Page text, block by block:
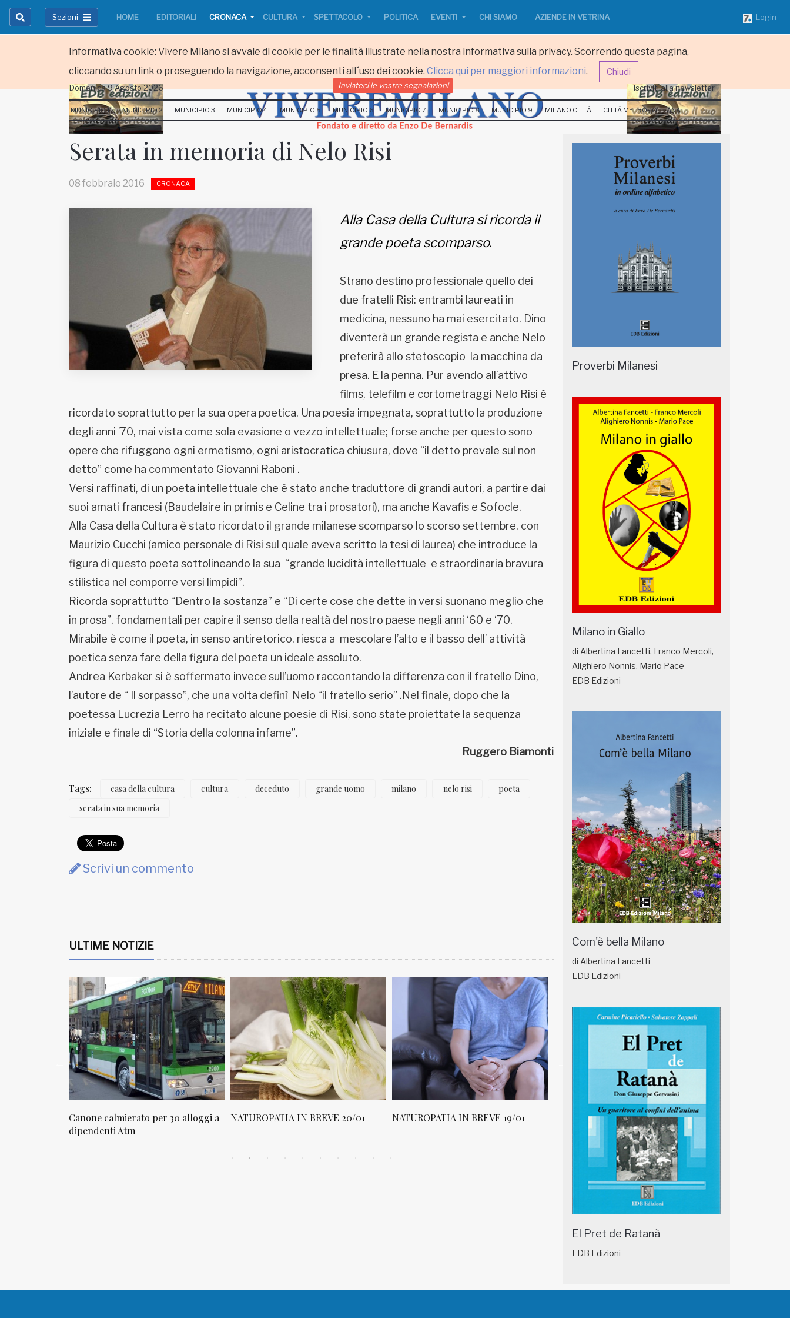
Informativa cookie: Vivere Milano si avvale di cookie per le finalità illustrate nella nostra informativa sulla privacy. Scorrendo questa pagina,
cliccando su un link o proseguendo la navigazione, acconsenti all´uso dei cookie. Clicca qui per maggiori informazioni. Chiudi
Sezioni HOME EDITORIALI CRONACA CULTURA SPETTACOLO POLITICA EVENTI CHI SIAMO AZIENDE IN VETRINA Login
Inviateci le vostre segnalazioni
Informativa sulla privacy
Domenica 9 Agosto 2026 Inviateci le vostre segnalazioni Iscriviti alla newsletter
MUNICIPIO 1 MUNICIPIO 2 MUNICIPIO 3 MUNICIPIO 4 MUNICIPIO 5 MUNICIPIO 6 MUNICIPIO 7 MUNICIPIO 8 MUNICIPIO 9 MILANO CITTÀ CITTÀ METROPOLITANA
Serata in memoria di Nelo Risi
08 febbraio 2016 CRONACA
Alla Casa della Cultura si ricorda il
grande poeta scomparso.
Strano destino professionale quello dei
due fratelli Risi: entrambi laureati in
medicina, nessuno ha mai esercitato. Dino
diventerà un grande regista e anche Nelo
preferirà allo stetoscopio la macchina da
presa. E la penna. Pur avendo all’attivo
films, telefilm e cortometraggi Nelo Risi è
ricordato soprattutto per la sua opera poetica. Una poesia impegnata, soprattutto la produzione
degli anni ’70, mai vista come sola evasione o vezzo intellettuale; forse anche per questo sono
opere che rifuggono ogni ermetismo, ogni aristocratica chiusura, dove “il detto prevale sul non
detto” come ha commentato Giovanni Raboni .
Versi raffinati, di un poeta intellettuale che è stato anche traduttore di grandi autori, a partire dai
suoi amati francesi (Baudelaire in primis e Celine tra i prosatori), ma anche Kavafis e Sofocle.
Alla Casa della Cultura è stato ricordato il grande milanese scomparso lo scorso settembre, con
Maurizio Cucchi (amico personale di Risi sul quale aveva scritto la tesi di laurea) che introduce la
figura di questo poeta sottolineando la sua “grande lucidità intellettuale e straordinaria bravura
stilistica nel comporre versi limpidi”.
Ricorda soprattutto “Dentro la sostanza” e “Di certe cose che dette in versi suonano meglio che
in prosa”, fondamentali per capire il senso della realtà del nostro paese negli anni ‘60 e ‘70.
Mirabile è come il poeta, in senso antiretorico, riesca a mescolare l’alto e il basso dell’ attività
poetica senza fare della figura del poeta un ideale assoluto.
Andrea Kerbaker si è soffermato invece sull’uomo raccontando la differenza con il fratello Dino,
l’autore de “ Il sorpasso”, che una volta definì Nelo “il fratello serio” .Nel finale, dopo che la
poetessa Lucrezia Lerro ha recitato alcune poesie di Risi, sono state proiettate la sequenza
iniziale e finale di “Storia della colonna infame”.
Ruggero Biamonti
Tags: casa della cultura cultura deceduto grande uomo milano nelo risi
poeta
serata in sua memoria
Scrivi un commento
ULTIME NOTIZIE
Canone calmierato per 30 alloggi a
dipendenti Atm
NATUROPATIA IN BREVE 20/01 NATUROPATIA IN BREVE 19/01 NATUROPATIA IN BREVE 18/01
Proverbi Milanesi
Milano in Giallo
di Albertina Fancetti, Franco Mercoli,
Alighiero Nonnis, Mario Pace
EDB Edizioni
Com'è bella Milano
di Albertina Fancetti
EDB Edizioni
El Pret de Ratanà
EDB Edizioni